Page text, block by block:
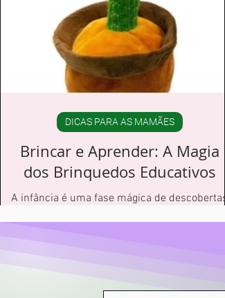
Brincar e Aprender: A Magia
dos Brinquedos Educativos
A infância é uma fase mágica de descobertas
DICAS PARA AS MAMÃES